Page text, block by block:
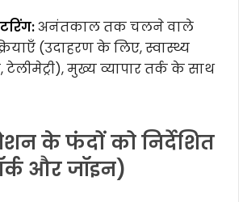
अनंतकाल तक चलने वाले
(उदाहरण के लिए, स्वास्थ्य
टेलीमेट्री), मुख्य व्यापार तर्क के साथ
के फंदों को निर्देशित
और जॉइन)